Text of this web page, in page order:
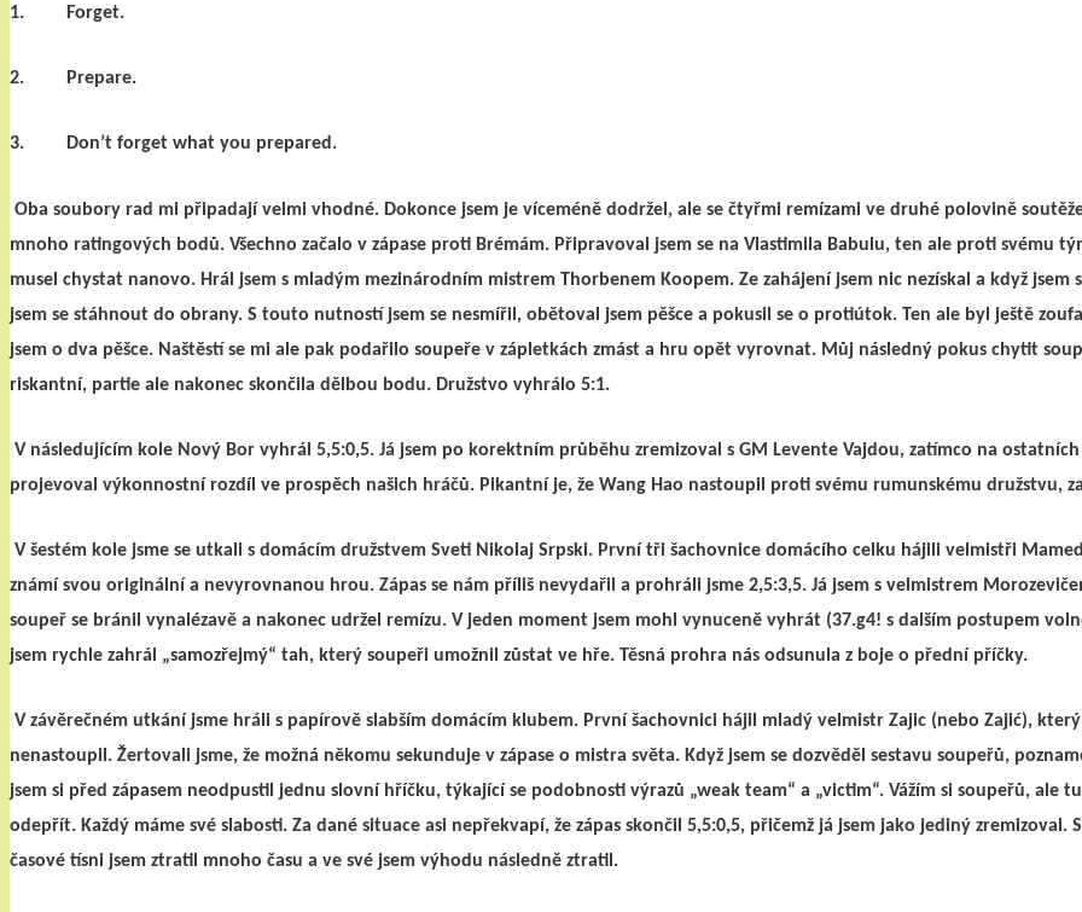
1. Forget.
2. Prepare.
3. Don’t forget what you prepared.
Oba soubory rad mi připadají velmi vhodné. Dokonce jsem je víceméně dodržel, ale se čtyřmi remízami ve druhé polovině
mnoho ratingových bodů. Všechno začalo v zápase proti Brémám. Připravoval jsem se na Vlastimila Babulu, ten ale proti svému
musel chystat nanovo. Hrál jsem s mladým mezinárodním mistrem Thorbenem Koopem. Ze zahájení jsem nic nezískal a když
jsem se stáhnout do obrany. S touto nutností jsem se nesmířil, obětoval jsem pěšce a pokusil se o protiútok. Ten ale byl ještě
jsem o dva pěšce. Naštěstí se mi ale pak podařilo soupeře v zápletkách zmást a hru opět vyrovnat. Můj následný pokus chytit
riskantní, partie ale nakonec skončila dělbou bodu. Družstvo vyhrálo 5:1.
V následujícím kole Nový Bor vyhrál 5,5:0,5. Já jsem po korektním průběhu zremizoval s GM Levente Vajdou, zatímco na
projevoval výkonnostní rozdíl ve prospěch našich hráčů. Pikantní je, že Wang Hao nastoupil proti svému rumunskému družstvu,
V šestém kole jsme se utkali s domácím družstvem Sveti Nikolaj Srpski. První tři šachovnice domácího celku hájili velmistři
známí svou originální a nevyrovnanou hrou. Zápas se nám příliš nevydařil a prohráli jsme 2,5:3,5. Já jsem s velmistrem
soupeř se bránil vynalézavě a nakonec udržel remízu. V jeden moment jsem mohl vynuceně vyhrát (37.g4! s dalším postupem
jsem rychle zahrál „samozřejmý“ tah, který soupeři umožnil zůstat ve hře. Těsná prohra nás odsunula z boje o přední příčky.
V závěrečném utkání jsme hráli s papírově slabším domácím klubem. První šachovnici hájil mladý velmistr Zajic (nebo Zajić),
nenastoupil. Žertovali jsme, že možná někomu sekunduje v zápase o mistra světa. Když jsem se dozvěděl sestavu soupeřů,
jsem si před zápasem neodpustil jednu slovní hříčku, týkající se podobnosti výrazů „weak team“ a „victim“. Vážím si soupeřů, ale
odepřít. Každý máme své slabosti. Za dané situace asi nepřekvapí, že zápas skončil 5,5:0,5, přičemž já jsem jako jediný zremizoval.
časové tísni jsem ztratil mnoho času a ve své jsem výhodu následně ztratil.